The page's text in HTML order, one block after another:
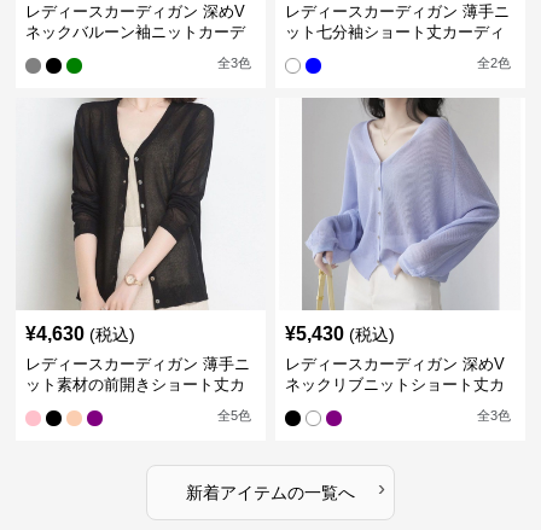
レディースカーディガン 深めV
ネックバルーン袖ニットカーデ
全3色
レディースカーディガン 薄手ニ
ット七分袖ショート丈カーディ
全2色
¥4,630 (税込)
レディースカーディガン 薄手ニ
ット素材の前開きショート丈カ
全5色
¥5,430 (税込)
レディースカーディガン 深めV
ネックリブニットショート丈カ
全3色
新着アイテムの一覧へ ›